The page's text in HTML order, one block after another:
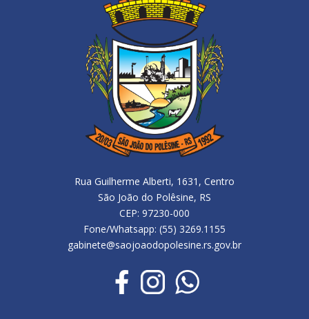
Rua Guilherme Alberti, 1631, Centro
São João do Polêsine, RS
CEP: 97230-000
Fone/Whatsapp: (55) 3269.1155
gabinete@saojoaodopolesine.rs.gov.br